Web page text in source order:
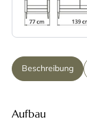
Beschreibung
Aufbau